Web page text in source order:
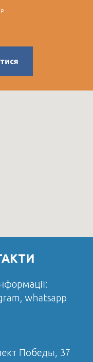
whatsapp
Победы, 37